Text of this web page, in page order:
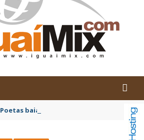
Poetas baianos representam o Brasil no